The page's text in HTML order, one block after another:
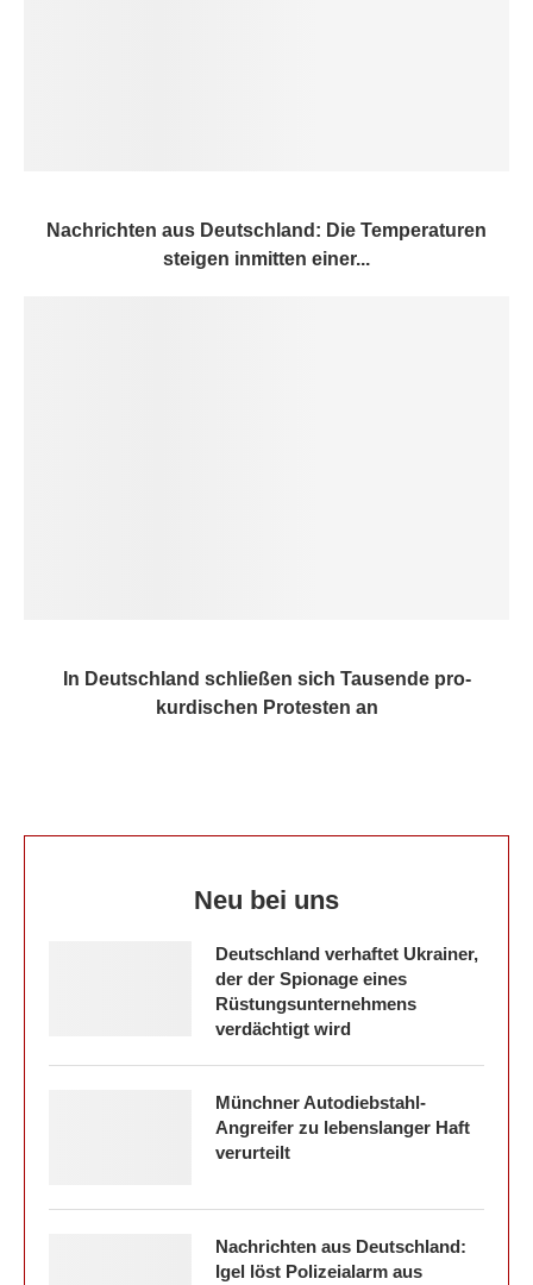
Nachrichten aus Deutschland: Die Temperaturen
steigen inmitten einer...
In Deutschland schließen sich Tausende pro-
kurdischen Protesten an
Neu bei uns
Deutschland verhaftet Ukrainer,
der der Spionage eines
Rüstungsunternehmens
verdächtigt wird
Münchner Autodiebstahl-
Angreifer zu lebenslanger Haft
verurteilt
Nachrichten aus Deutschland:
Igel löst Polizeialarm aus